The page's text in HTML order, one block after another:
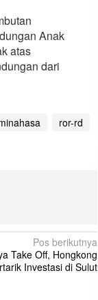
Anak
atas
dari
ror-rd
Pos berikutnya
Take Off, Hongkong
Investasi di Sulut